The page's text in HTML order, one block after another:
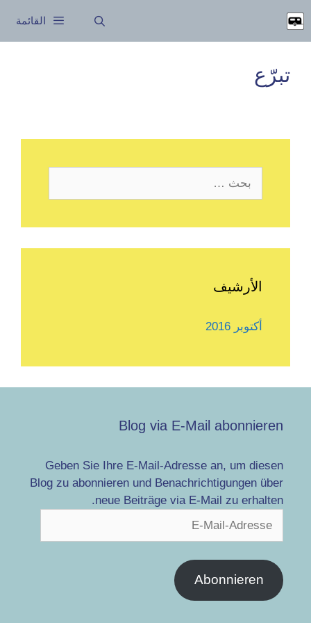
إلى
المحتوى
القائمة
تبرّع
عن:
الأرشيف
أكتوبر 2016
Blog via E-Mail abonnieren
Geben Sie Ihre E-Mail-Adresse an, um diesen
Blog zu abonnieren und Benachrichtigungen über
neue Beiträge via E-Mail zu erhalten.
Abonnieren